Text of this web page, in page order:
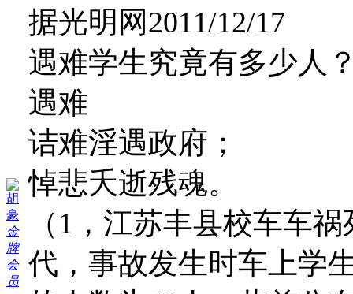
胡
豪
金
牌
会
员
据光明网2011/12/17
遇难学生究竟有多少人
遇难
诘难淫遇政府；
悼悲夭逝残魂。
（1，江苏丰县校车车
代，事故发生时车上学